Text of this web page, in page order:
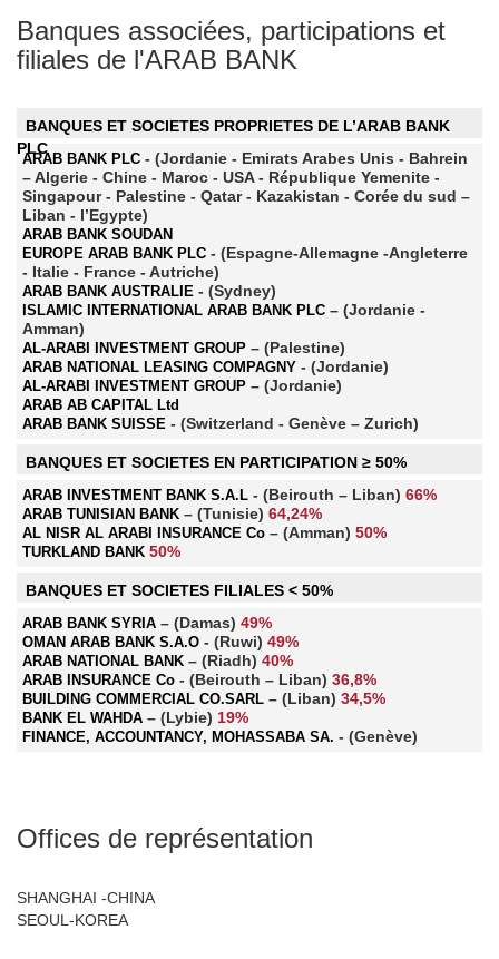
Banques associées, participations et
filiales de l'ARAB BANK
BANQUES ET SOCIETES PROPRIETES DE L’ARAB BANK
PLC
ARAB BANK PLC - (Jordanie - Emirats Arabes Unis - Bahrein
– Algerie - Chine - Maroc - USA - République Yemenite -
Singapour - Palestine - Qatar - Kazakistan - Corée du sud –
Liban - l’Egypte)
ARAB BANK SOUDAN
EUROPE ARAB BANK PLC - (Espagne-Allemagne -Angleterre
- Italie - France - Autriche)
ARAB BANK AUSTRALIE - (Sydney)
ISLAMIC INTERNATIONAL ARAB BANK PLC – (Jordanie -
Amman)
AL-ARABI INVESTMENT GROUP – (Palestine)
ARAB NATIONAL LEASING COMPAGNY - (Jordanie)
AL-ARABI INVESTMENT GROUP – (Jordanie)
ARAB AB CAPITAL Ltd
ARAB BANK SUISSE - (Switzerland - Genève – Zurich)
BANQUES ET SOCIETES EN PARTICIPATION ≥ 50%
ARAB INVESTMENT BANK S.A.L - (Beirouth – Liban) 66%
ARAB TUNISIAN BANK – (Tunisie) 64,24%
AL NISR AL ARABI INSURANCE Co – (Amman) 50%
TURKLAND BANK 50%
BANQUES ET SOCIETES FILIALES < 50%
ARAB BANK SYRIA – (Damas) 49%
OMAN ARAB BANK S.A.O - (Ruwi) 49%
ARAB NATIONAL BANK – (Riadh) 40%
ARAB INSURANCE Co - (Beirouth – Liban) 36,8%
BUILDING COMMERCIAL CO.SARL – (Liban) 34,5%
BANK EL WAHDA – (Lybie) 19%
FINANCE, ACCOUNTANCY, MOHASSABA SA. - (Genève)
Offices de représentation
SHANGHAI -CHINA
SEOUL-KOREA